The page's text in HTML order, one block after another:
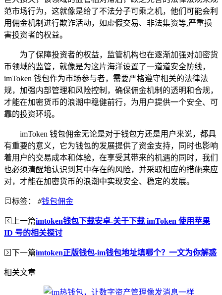
范市场行为，这就像是给了不法分子可乘之机，他们可能会利
用佣金机制进行欺诈活动，如虚假交易、非法集资等,严重损
害投资者的权益。
为了保障投资者的权益，监管机构也在逐渐加强对加密货
币领域的监管，就像是为这片海洋设置了一道道安全防线，
imToken 钱包作为市场参与者，需要严格遵守相关的法律法
规，加强内部管理和风险控制，确保佣金机制的透明和合规，
才能在加密货币的浪潮中稳健前行，为用户提供一个安全、可
靠的投资环境。
imToken 钱包佣金无论是对于钱包方还是用户来说，都具
有重要的意义，它为钱包的发展提供了资金支持，同时也影响
着用户的交易成本和体验，在享受其带来的机遇的同时，我们
也必须清醒地认识到其中存在的风险，并采取相应的措施来应
对，才能在加密货币的浪潮中实现安全、稳定的发展。
标签： #钱包佣金
上一篇imtoken钱包下载安卓-关于下载 imToken 使用苹果
ID 号的相关探讨
下一篇imtoken正版钱包-im钱包地址填哪个？一文为你解惑
相关文章